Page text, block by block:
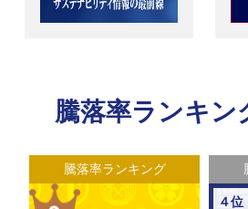
騰落率ランキン
騰落率ランキング
４位